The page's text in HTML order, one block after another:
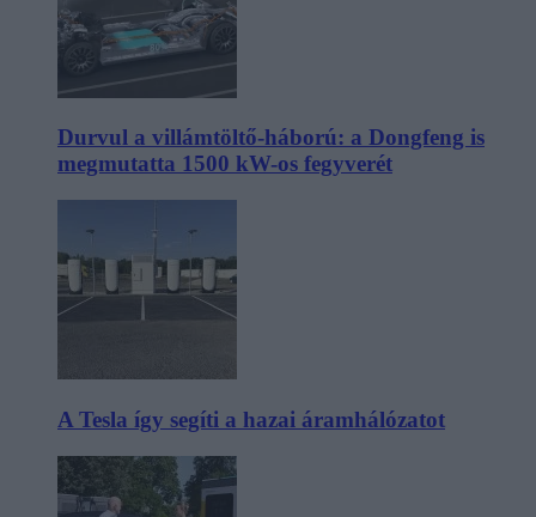
Durvul a villámtöltő-háború: a Dongfeng is
megmutatta 1500 kW-os fegyverét
A Tesla így segíti a hazai áramhálózatot